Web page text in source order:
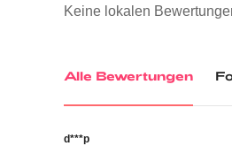
Keine lokalen
Alle Bewertungen
d***p